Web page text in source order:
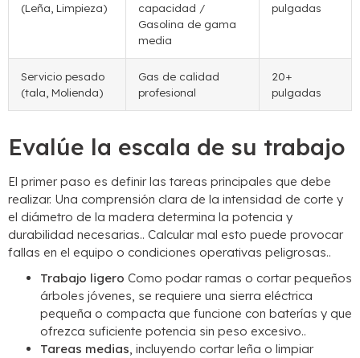
(Leña, Limpieza)
capacidad /
Gasolina de gama
media
pulgadas
Servicio pesado
(tala, Molienda)
Gas de calidad
profesional
20+
pulgadas
Evalúe la escala de su trabajo
El primer paso es definir las tareas principales que debe
realizar. Una comprensión clara de la intensidad de corte y
el diámetro de la madera determina la potencia y
durabilidad necesarias.. Calcular mal esto puede provocar
fallas en el equipo o condiciones operativas peligrosas..
Trabajo ligero Como podar ramas o cortar pequeños
árboles jóvenes, se requiere una sierra eléctrica
pequeña o compacta que funcione con baterías y que
ofrezca suficiente potencia sin peso excesivo..
Tareas medias, incluyendo cortar leña o limpiar